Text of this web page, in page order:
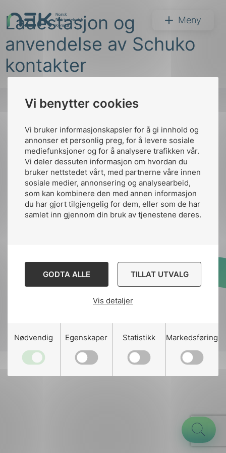
Vi benytter cookies
Vi bruker informasjonskapsler for å gi innhold og
annonser et personlig preg, for å levere sosiale
mediefunksjoner og for å analysere trafikken vår.
Vi deler dessuten informasjon om hvordan du
bruker nettstedet vårt, med partnerne våre innen
sosiale medier, annonsering og analysearbeid,
som kan kombinere den med annen informasjon
du har gjort tilgjengelig for dem, eller som de har
samlet inn gjennom din bruk av tjenestene deres.
GODTA ALLE TILLAT UTVALG
Vis detaljer
Nødvendig Egenskaper Statistikk Markedsføring
til
innhold
NEK Meny
Søk
Ladestasjon og
anvendelse av Schuko
kontakter
Kontakt oss
Ansatte
nek@nek.no
Bruk av Cookies
Designed and developed
Til
toppen